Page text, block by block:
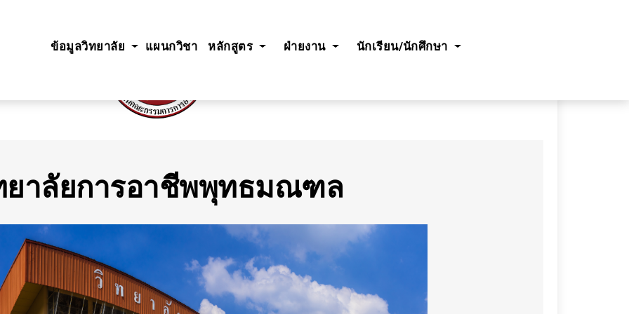
ข้อมูลวิทยาลัย แผนกวิชา หลักสูตร ฝ่ายงาน นักเรียน/นักศึกษา
ยาลัยการอาชีพพุทธมณฑล